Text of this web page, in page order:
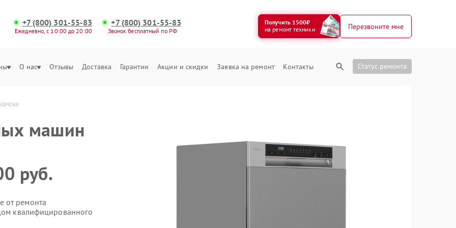
+7 (800) 301-55-83
Ежедневно, с 10:00 до 20:00
+7 (800) 301-55-83
Звонок бесплатный по РФ
Получить 1500₽
на ремонт техники
Перезвоните мне
О нас Отзывы Доставка Гарантии Акции и скидки Заявка на ремонт Контакты Статус ремонта
машин
руб.
от ремонта
квалифицированного